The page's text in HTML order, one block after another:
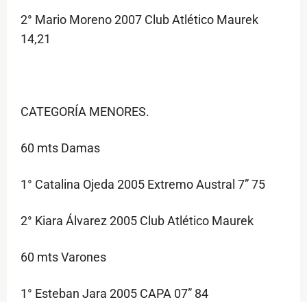
2° Mario Moreno 2007 Club Atlético Maurek
14,21
CATEGORÍA MENORES.
60 mts Damas
1° Catalina Ojeda 2005 Extremo Austral 7” 75
2° Kiara Álvarez 2005 Club Atlético Maurek
60 mts Varones
1° Esteban Jara 2005 CAPA 07” 84